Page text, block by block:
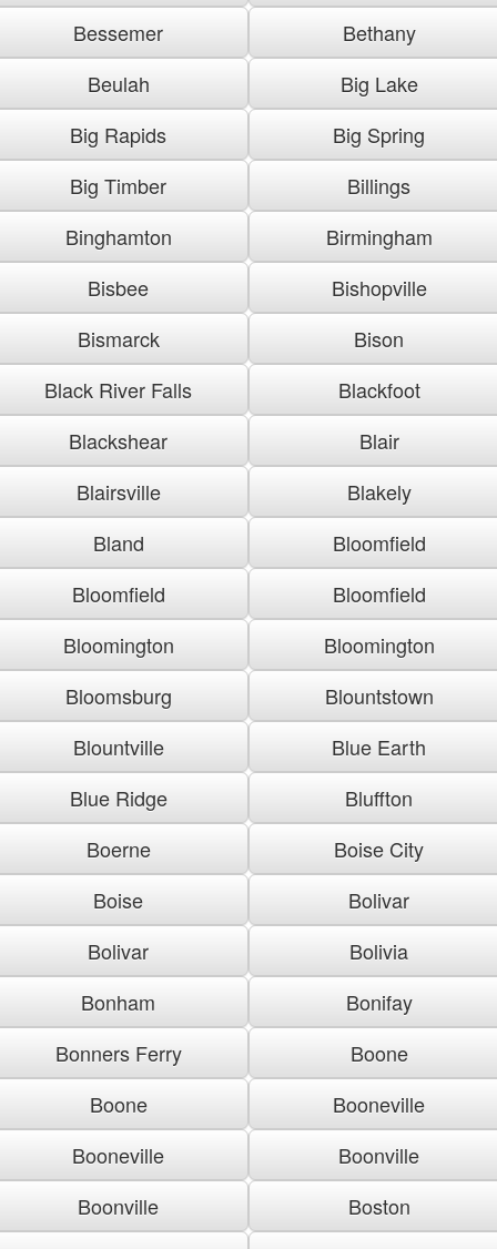
Bessemer
Bethany
Beulah
Big Lake
Big Rapids
Big Spring
Big Timber
Billings
Binghamton
Birmingham
Bisbee
Bishopville
Bismarck
Bison
Black River Falls
Blackfoot
Blackshear
Blair
Blairsville
Blakely
Bland
Bloomfield
Bloomfield
Bloomfield
Bloomington
Bloomington
Bloomsburg
Blountstown
Blountville
Blue Earth
Blue Ridge
Bluffton
Boerne
Boise City
Boise
Bolivar
Bolivar
Bolivia
Bonham
Bonifay
Bonners Ferry
Boone
Boone
Booneville
Booneville
Boonville
Boonville
Boston